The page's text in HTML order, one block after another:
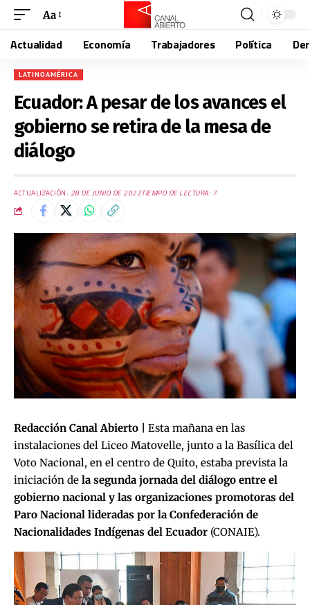
Aa
Actualidad Economía Trabajadores Política
LATINOAMÉRICA
Ecuador: A pesar de los avances el
gobierno se retira de la mesa de
diálogo
ACTUALIZACIÓN: 28 DE JUNIO DE 2022TIEMPO DE LECTURA: 7
Redacción Canal Abierto |
Esta mañana en las
instalaciones del Liceo Matovelle, junto a la Basílica del
Voto Nacional, en el centro de Quito, estaba prevista la
iniciación de la segunda jornada del diálogo entre el
gobierno nacional y las organizaciones promotoras del
Paro Nacional lideradas por la Confederación de
Nacionalidades Indígenas del Ecuador (CONAIE).